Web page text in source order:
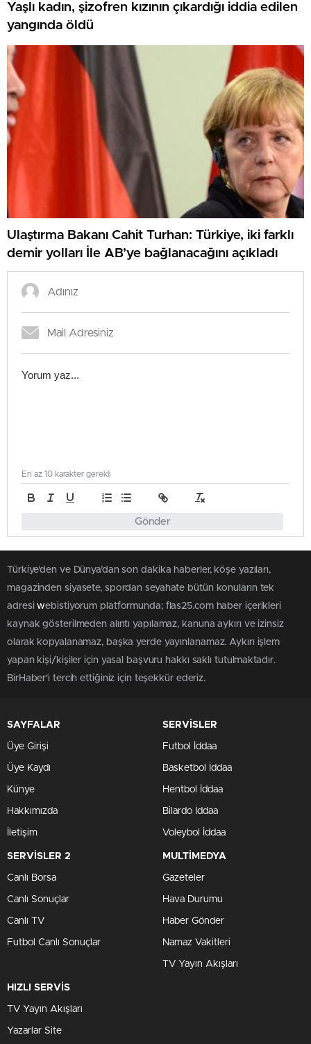
Yaşlı kadın, şizofren kızının çıkardığı iddia edilen
yangında öldü
Ulaştırma Bakanı Cahit Turhan: Türkiye, iki farklı
demir yolları İle AB’ye bağlanacağını açıkladı
Gönder
En az 10 karakter gerekli
Türkiye'den ve Dünya’dan son dakika haberler, köşe yazıları,
magazinden siyasete, spordan seyahate bütün konuların tek
adresiwebistiyorum platformunda; flas25.com haber içerikleri
kaynak gösterilmeden alıntı yapılamaz, kanuna aykırı ve izinsiz
olarak kopyalanamaz, başka yerde yayınlanamaz. Aykırı işlem
yapan kişi/kişiler için yasal başvuru hakkı saklı tutulmaktadır.
BirHaber'i tercih ettiğiniz için teşekkür ederiz.
SAYFALAR
Üye Girişi
Üye Kaydı
Künye
Hakkımızda
İletişim
SERVİSLER
Futbol İddaa
Basketbol İddaa
Hentbol İddaa
Bilardo İddaa
Voleybol İddaa
SERVİSLER 2
Canlı Borsa
Canlı Sonuçlar
Canlı TV
Futbol Canlı Sonuçlar
MULTİMEDYA
Gazeteler
Hava Durumu
Haber Gönder
Namaz Vakitleri
TV Yayın Akışları
HIZLI SERVİS
TV Yayın Akışları
Yazarlar Site